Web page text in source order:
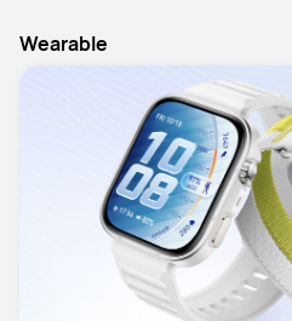
Wearable